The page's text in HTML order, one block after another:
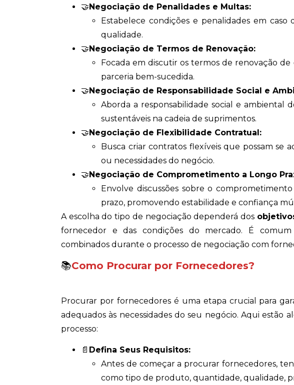
🤝Negociação de Penalidades e Multas:
Estabelece condições e penalidades em
qualidade.
🤝Negociação de Termos de Renovação:
Focada em discutir os termos de renovação
parceria bem-sucedida.
🤝Negociação de Responsabilidade Social e
Aborda a responsabilidade social e ambiental
sustentáveis na cadeia de suprimentos.
🤝Negociação de Flexibilidade Contratual:
Busca criar contratos flexíveis que possam se
ou necessidades do negócio.
🤝Negociação de Comprometimento a Longo
Envolve discussões sobre o
prazo, promovendo estabilidade e confiança
A escolha do tipo de negociação dependerá dos
fornecedor e das condições do mercado. É
combinados durante o processo de negociação com
📚Como Procurar por Fornecedores?
Procurar por fornecedores é uma etapa crucial para
adequados às necessidades do seu negócio. Aqui estão
processo:
📄 Defina Seus Requisitos:
Antes de começar a procurar fornecedores,
como tipo de produto, quantidade, qualidade,